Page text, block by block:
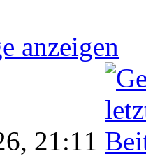
anzeigen
21:11